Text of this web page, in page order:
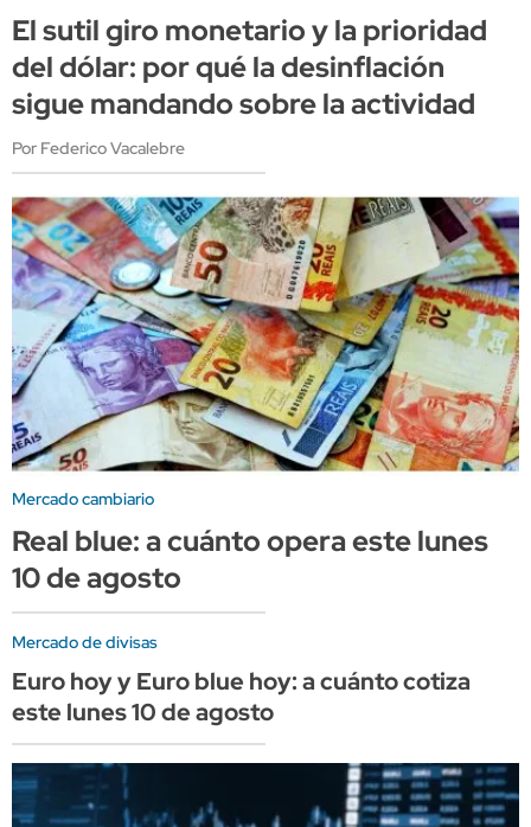
El sutil giro monetario y la prioridad
del dólar: por qué la desinflación
sigue mandando sobre la actividad
Por Federico Vacalebre
Mercado cambiario
Real blue: a cuánto opera este lunes
10 de agosto
Mercado de divisas
Euro hoy y Euro blue hoy: a cuánto cotiza
este lunes 10 de agosto